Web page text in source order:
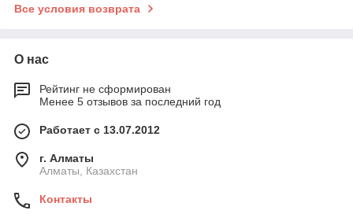
Все условия возврата
О нас
Рейтинг не сформирован
Менее 5 отзывов за последний год
Работает с 13.07.2012
г. Алматы
Алматы, Казахстан
Контакты